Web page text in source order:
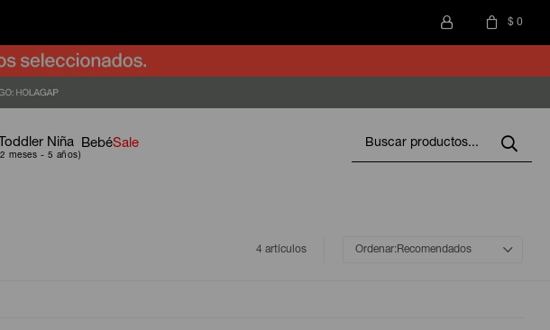
$ 0
Toddler Niña BebéSale
4 artículos Recomendados